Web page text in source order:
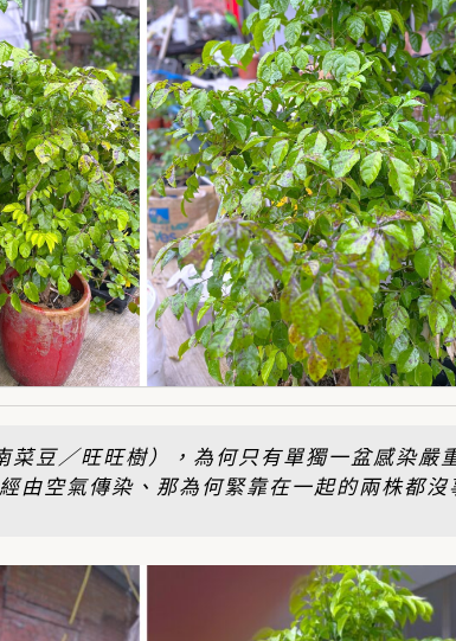
菜豆／旺旺樹），為何只有單獨一盆感染嚴
由空氣傳染、那為何緊靠在一起的兩株都沒